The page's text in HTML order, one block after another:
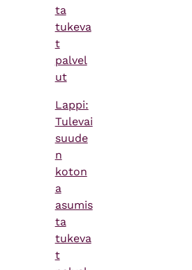
ta
tukeva
t
palvel
ut
Lappi:
Tulevai
suude
n
koton
a
asumis
ta
tukeva
t